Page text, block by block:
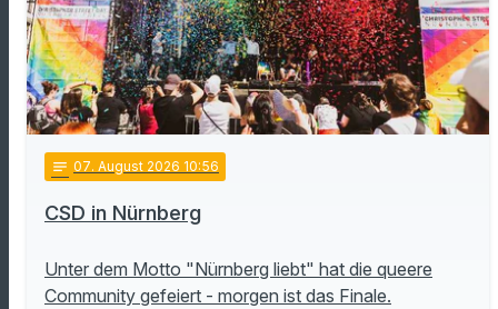
notes 07. August 2026 10:56
CSD in Nürnberg
Unter dem Motto "Nürnberg liebt" hat die queere
Community gefeiert - morgen ist das Finale.